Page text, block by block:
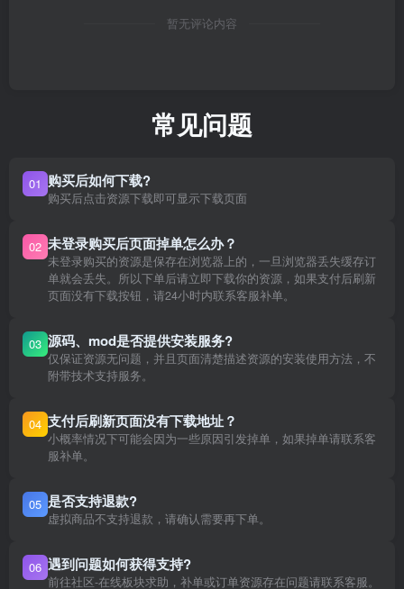
暂无评论内容
常见问题
01 购买后如何下载?
购买后点击资源下载即可显示下载页面
02 未登录购买后页面掉单怎么办？
未登录购买的资源是保存在浏览器上的，一旦浏览器丢失缓存订
单就会丢失。所以下单后请立即下载你的资源，如果支付后刷新
页面没有下载按钮，请24小时内联系客服补单。
03 源码、mod是否提供安装服务?
仅保证资源无问题，并且页面清楚描述资源的安装使用方法，不
附带技术支持服务。
04 支付后刷新页面没有下载地址？
小概率情况下可能会因为一些原因引发掉单，如果掉单请联系客
服补单。
05 是否支持退款?
虚拟商品不支持退款，请确认需要再下单。
06 遇到问题如何获得支持?
前往社区-在线板块求助，补单或订单资源存在问题请联系客服。